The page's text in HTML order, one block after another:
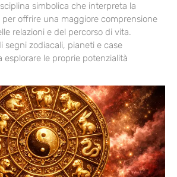
simbolica che interpreta la
per offrire una maggiore comprensione
relazioni e del percorso di vita.
segni zodiacali, pianeti e case
esplorare le proprie potenzialità